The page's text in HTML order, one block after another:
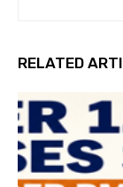
RELATED